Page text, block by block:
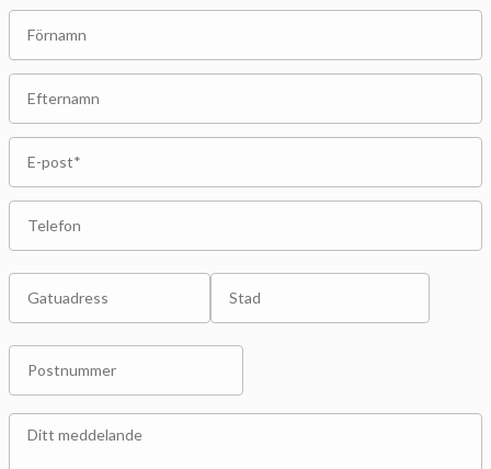
Förnamn
Efternamn
E-
post* *
Telefon
Adress
Gatuadress Stad
Postnummer
Meddelande *